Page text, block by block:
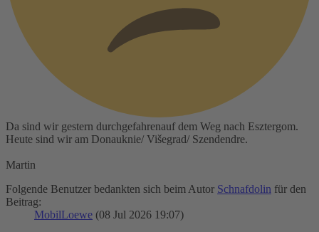
Da sind wir gestern durchgefahrenauf dem Weg nach Esztergom.
Heute sind wir am Donauknie/ Višegrad/ Szendendre.
Martin
Folgende Benutzer bedankten sich beim Autor Schnafdolin für den
Beitrag:
MobilLoewe (08 Jul 2026 19:07)